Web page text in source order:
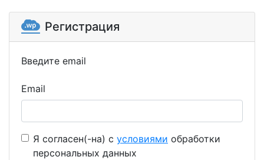
Регистрация
Введите email
Email
Я согласен(-на) с условиями обработки
персональных данных